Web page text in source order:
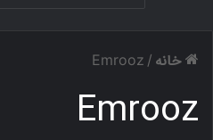
خانه /
Emrooz
Emrooz